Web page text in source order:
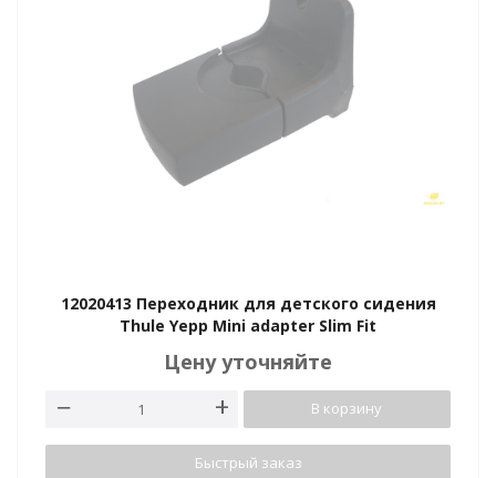
12020413 Переходник для детского сидения
Thule Yepp Mini adapter Slim Fit
Цену уточняйте
В корзину
Быстрый заказ